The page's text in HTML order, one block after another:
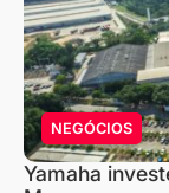
NEGÓCIOS
Yamaha